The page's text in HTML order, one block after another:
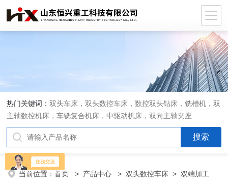
热门关键词：双头车床，双头数控车床，数控双头钻床，铣槽机，双
主轴数控机床，车铣复合机床，中驱动机床，双向主轴夹座
当前位置：首页 > 产品中心 >双头数控车床 >双端加工